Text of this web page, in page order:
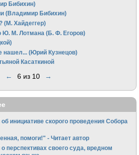
Бибихин)
(Владимир Бибихин)
(М. Хайдеггер)
Ю. М. Лотмана (Б. Ф. Егоров)
нашел... (Юрий Кузнецов)
Касаткиной
← 6 из 10 →
инициативе скорого проведения Собора
помоги!" - Читает автор
перспективах своего суда, вредном